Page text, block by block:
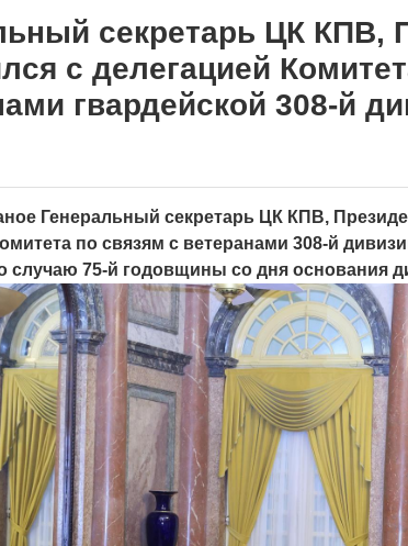
секретарь ЦК КПВ,
с делегацией
гвардейской 308-й
Генеральный секретарь ЦК КПВ,
по связям с ветеранами 308-й
случаю 75-й годовщины со дня основания